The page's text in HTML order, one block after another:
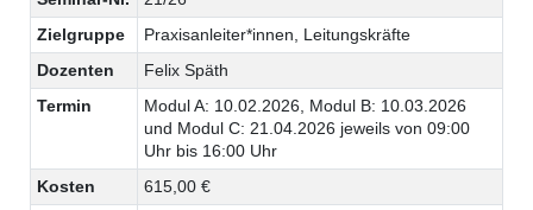
Zielgruppe
Praxisanleiter*innen, Leitungskräfte
Dozenten
Felix Späth
Termin
Modul A: 10.02.2026, Modul B: 10.03.2026
und Modul C: 21.04.2026 jeweils von 09:00
Uhr bis 16:00 Uhr
Kosten
615,00 €